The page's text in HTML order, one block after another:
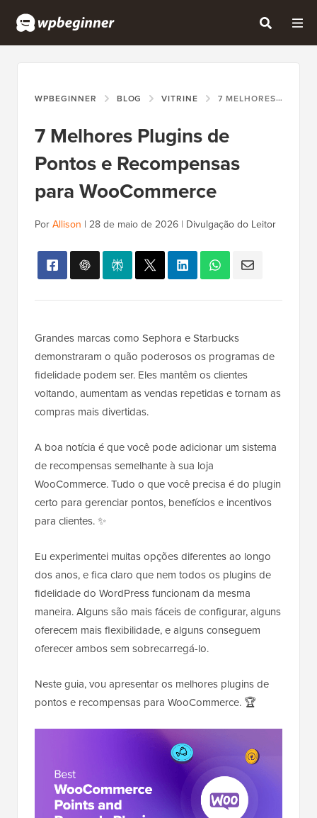
WPBEGINNER BLOG VITRINE 7 MELHORES PLUGINS DE PONTOS E RECOMPENSAS PARA WOOCOMMERCE
7 Melhores Plugins de
Pontos e Recompensas
para WooCommerce
PorAllison | 28 de maio de 2026 | Divulgação do Leitor
Grandes marcas como Sephora e Starbucks
demonstraram o quão poderosos os programas de
fidelidade podem ser. Eles mantêm os clientes
voltando, aumentam as vendas repetidas e tornam as
compras mais divertidas.
A boa notícia é que você pode adicionar um sistema
de recompensas semelhante à sua loja
WooCommerce. Tudo o que você precisa é do plugin
certo para gerenciar pontos, benefícios e incentivos
para clientes. ✨
Eu experimentei muitas opções diferentes ao longo
dos anos, e fica claro que nem todos os plugins de
fidelidade do WordPress funcionam da mesma
maneira. Alguns são mais fáceis de configurar, alguns
oferecem mais flexibilidade, e alguns conseguem
oferecer ambos sem sobrecarregá-lo.
Neste guia, vou apresentar os melhores plugins de
pontos e recompensas para WooCommerce. 🏆